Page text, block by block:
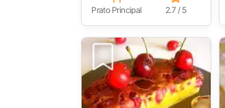
Prato Principal 2.7 / 5